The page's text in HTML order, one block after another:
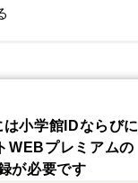
小学館IDならびに
WEBプレミアムの
が必要です